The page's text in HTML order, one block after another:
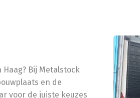
Bij Metalstock
en de
voor de juiste keuzes